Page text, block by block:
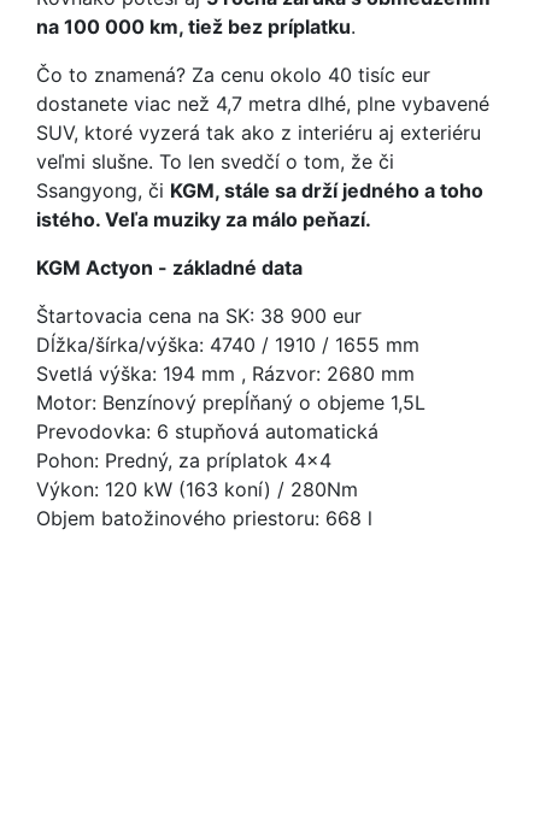
na 100 000 km, tiež bez príplatku.
Čo to znamená? Za cenu okolo 40 tisíc eur
dostanete viac než 4,7 metra dlhé, plne vybavené
SUV, ktoré vyzerá tak ako z interiéru aj exteriéru
veľmi slušne. To len svedčí o tom, že či
Ssangyong, či KGM, stále sa drží jedného a toho
istého. Veľa muziky za málo peňazí.
KGM Actyon - základné data
Štartovacia cena na SK: 38 900 eur
Dĺžka/šírka/výška: 4740 / 1910 / 1655 mm
Svetlá výška: 194 mm , Rázvor: 2680 mm
Motor: Benzínový prepĺňaný o objeme 1,5L
Prevodovka: 6 stupňová automatická
Pohon: Predný, za príplatok 4x4
Výkon: 120 kW (163 koní) / 280Nm
Objem batožinového priestoru: 668 l